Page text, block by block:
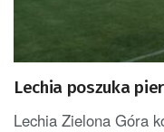
Lechia poszuka
Lechia Zielona Góra